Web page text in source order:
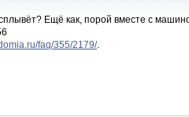
Ещё как, порой вместе с
faq/355/2179/.